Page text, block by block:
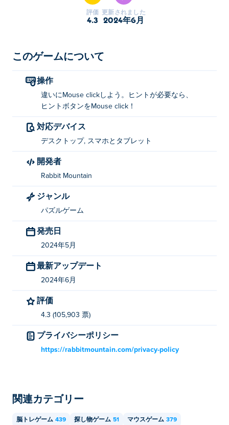
が、各レベルで視覚的に楽しめます。注意してくださ
い。すべての間違いを見つけるのに、レベルごとに 3
で、ヘルプが表示されます。目を鋭くして、すべての違
間違い探しの遊び方は？
他の画像と比べて違いがわかる画像をクリックしてくだ
さい。
「間違い探し」を作ったのは誰ですか?
間違い探しはRabbit Mountainが制作しました。他のゲ
ームもぜひプレイしてください。 Poki (ポキ):
Builder 2
！
ればいいですか?
「Spot the Differences」はモバイルデバイスと
「Spot the Differences」は、コンピューター、携帯電
ます。
評価
4.3
更新されました
2024年6月
このゲームについて
操作
違いにMouse clickしよう。ヒントが必要なら、
ヒントボタンをMouse click！
対応デバイス
デスクトップ, スマホとタブレット
開発者
Rabbit Mountain
ジャンル
パズルゲーム
発売日
2024年5月
最新アップデート
2024年6月
評価
4.3 (105,903 票)
プライバシーポリシー
https://rabbitmountain.com/privacy-policy
関連カテゴリー
脳トレゲーム 439 探し物ゲーム 51 マウスゲーム 379